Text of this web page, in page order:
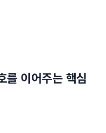
를 이어주는 핵심